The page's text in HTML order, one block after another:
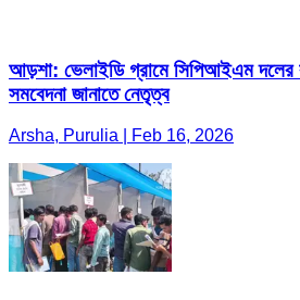
আড়শা: ভেলাইডি গ্রামে সিপিআইএম দলের
সমবেদনা জানাতে নেতৃত্ব
Arsha, Purulia | Feb 16, 2026